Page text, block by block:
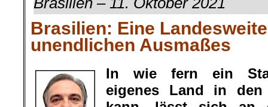
Brasilien: Eine
unendlichen Ausmaßes
In wie fern ein
eigenes Land in